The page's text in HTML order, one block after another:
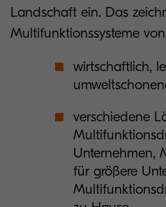
Landschaft ein. Das
Multifunktionssysteme
wirtschaftlich,
verschiedene
Unternehmen,
für größere